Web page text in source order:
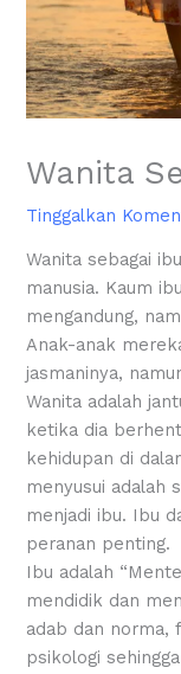
Wanita
Tinggalkan
Wanita sebagai
manusia. Kaum
mengandung,
Anak-anak
jasmaninya,
Wanita adalah
ketika dia
kehidupan di
menyusui adalah
menjadi ibu. Ibu
peranan penting.
Ibu adalah
mendidik dan
adab dan norma,
psikologi